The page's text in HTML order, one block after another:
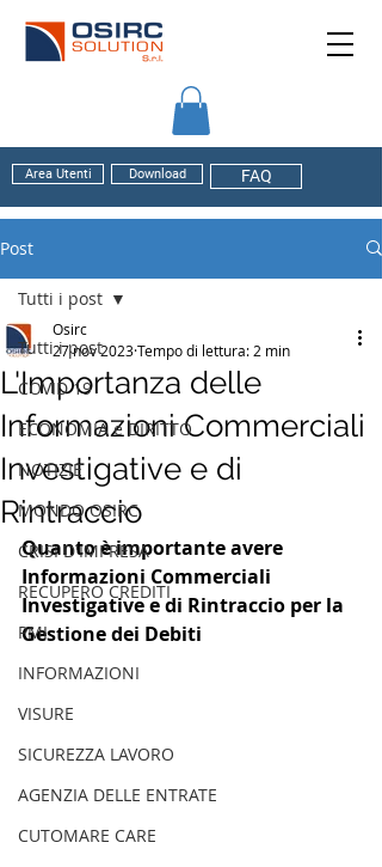
Area Utenti Download FAQ
Post
Tutti i post
COVID 19
ECONOMIA e DIRITTO
NOTIZIE
MONDO OSIRC
CRISI D'IMPRESA
RECUPERO CREDITI
PMI
INFORMAZIONI
VISURE
SICUREZZA LAVORO
AGENZIA DELLE ENTRATE
CUTOMARE CARE
Tutti i post
L'Importanza delle
Informazioni Commerciali
Investigative e di
Rintraccio
Osirc
27 nov 2023Tempo di lettura: 2 min
Quanto è importante avere
Informazioni Commerciali
Investigative e di Rintraccio per la
Gestione dei Debiti